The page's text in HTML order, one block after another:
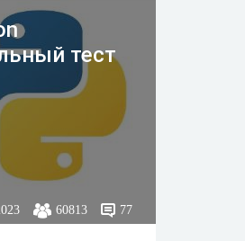
тест
60813 77